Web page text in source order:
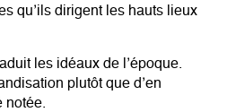
qu’ils dirigent les hauts lieux
les idéaux de l’époque.
plutôt que d’en
notée.